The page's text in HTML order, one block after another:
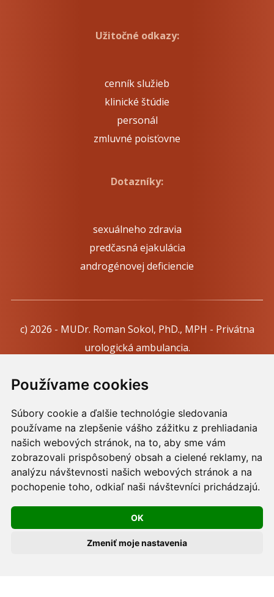
Používame cookies
Súbory cookie a ďalšie technológie sledovania
používame na zlepšenie vášho zážitku z prehliadania
našich webových stránok, na to, aby sme vám
zobrazovali prispôsobený obsah a cielené reklamy, na
analýzu návštevnosti našich webových stránok a na
pochopenie toho, odkiaľ naši návštevníci prichádzajú.
OK
Zmeniť moje nastavenia
Užitočné odkazy:
cenník služieb
klinické štúdie
personál
zmluvné poisťovne
Dotazníky:
sexuálneho zdravia
predčasná ejakulácia
androgénovej deficiencie
c) 2026 - MUDr. Roman Sokol, PhD., MPH - Privátna
urologická ambulancia.
podmienkach prevádzkovateľa.
Používame cookies -nastavenie cookies.
Skopírovaním textu alebo časti textu z akejkoľvek
stránky tohto webu a jeho umiestnením na iný web
porušíte práva MUDr. Romana Sokola, PhD., MPH, ako
aj práva ďalších osôb zúčastnených na tvorbe obsahu
pre tento web.